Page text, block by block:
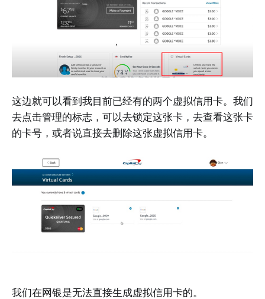
这边就可以看到我目前已经有的两个虚拟信用卡。我们
去点击管理的标志，可以去锁定这张卡，去查看这张卡
的卡号，或者说直接去删除这张虚拟信用卡。
我们在网银是无法直接生成虚拟信用卡的。